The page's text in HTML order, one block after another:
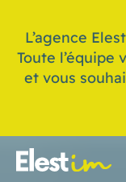
L’agence
Toute
et vous